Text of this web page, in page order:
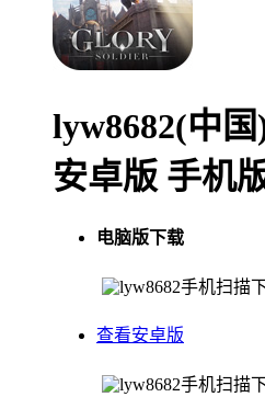
lyw8682(中
安卓版 手机
电脑版下载
手机扫描
查看安卓版
手机扫描